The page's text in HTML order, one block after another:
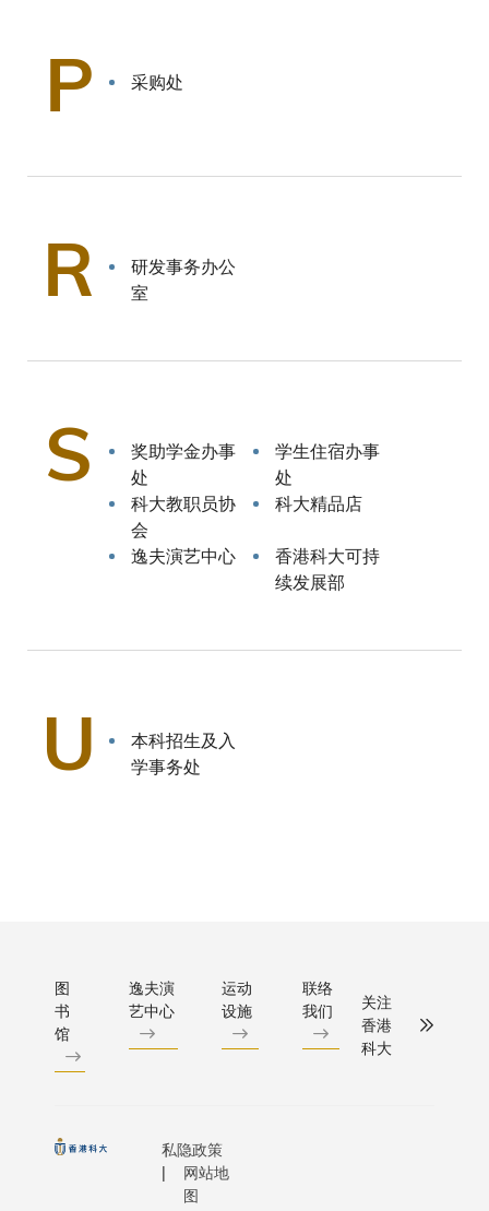
P 采购处
R
研发事务办公
室
S
奖助学金办事
处
学生住宿办事
处
科大教职员协
会
科大精品店
逸夫演艺中心
香港科大可持
续发展部
U
本科招生及入
学事务处
图
书
馆
逸夫演
艺中心
运动
设施
联络
我们
关注
香港
科大
私隐政策
网站地
图